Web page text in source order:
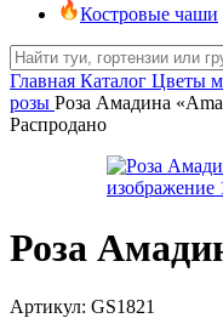
Костровые чаши
Главная Каталог Цветы
розы Роза Амадина
Распродано
Роза
Артикул: GS1821